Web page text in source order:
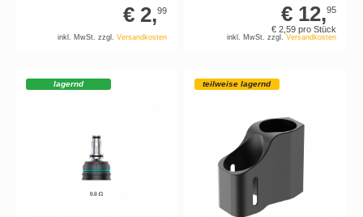
€ 2,99
inkl. MwSt. zzgl.Versandkosten
€ 12,95
€ 2, 59 pro Stück
inkl. MwSt. zzgl. Versandkosten
lagernd teilweise lagernd